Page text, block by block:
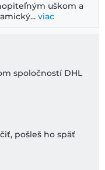
uškom a
viac
spoločností DHL
pošleš ho späť